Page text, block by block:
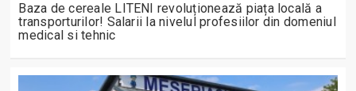
Baza de cereale LITENI revoluționează piața locală a
transporturilor! Salarii la nivelul profesiilor din domeniul
medical si tehnic